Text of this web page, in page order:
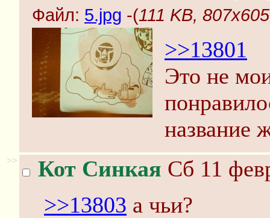
Файл: 5.jpg -(111 KB,
>>13801
Это не
название
>> Кот Синкая Сб 11
>>13803 а чьи?